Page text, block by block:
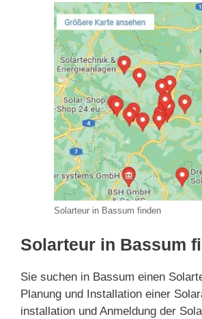
Solarteur in Bassum finden
Solarteur in Bassum
Sie suchen in Bassum einen
Planung und Installation einer
installation und Anmeldung der